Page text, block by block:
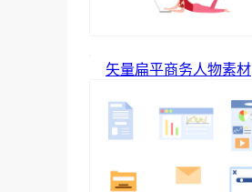
矢量扁平商务人物素材